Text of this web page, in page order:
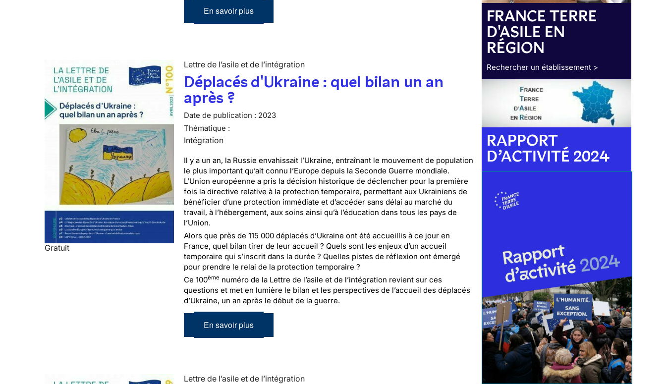
En savoir plus
Gratuit
Lettre de l’asile et de l’intégration
Déplacés d'Ukraine : quel bilan un an
après ?
Date de publication : 2023
Thématique :
Intégration
Il y a un an, la Russie envahissait l’Ukraine, entraînant le mouvement de population
le plus important qu’ait connu l’Europe depuis la Seconde Guerre mondiale.
L’Union européenne a pris la décision historique de déclencher pour la première
fois la directive relative à la protection temporaire, permettant aux Ukrainiens de
bénéficier d’une protection immédiate et d’accéder sans délai au marché du
travail, à l’hébergement, aux soins ainsi qu’à l’éducation dans tous les pays de
l’Union.
Alors que près de 115 000 déplacés d’Ukraine ont été accueillis à ce jour en
France, quel bilan tirer de leur accueil ? Quels sont les enjeux d’un accueil
temporaire qui s’inscrit dans la durée ? Quelles pistes de réflexion ont émergé
pour prendre le relai de la protection temporaire ?
Ce 100ème numéro de la Lettre de l’asile et de l’intégration revient sur ces
questions et met en lumière le bilan et les perspectives de l’accueil des déplacés
d’Ukraine, un an après le début de la guerre.
En savoir plus
Lettre de l’asile et de l’intégration
FRANCE TERRE
D'ASILE EN
RÉGION
Rechercher un établissement >
RAPPORT
D’ACTIVITÉ 2024